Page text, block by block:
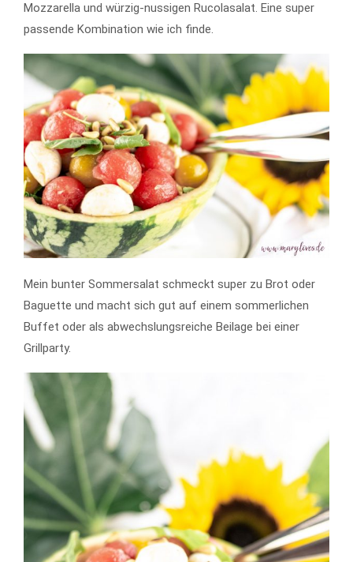
Mozzarella und würzig-nussigen Rucolasalat. Eine super
passende Kombination wie ich finde.
Mein bunter Sommersalat schmeckt super zu Brot oder
Baguette und macht sich gut auf einem sommerlichen
Buffet oder als abwechslungsreiche Beilage bei einer
Grillparty.